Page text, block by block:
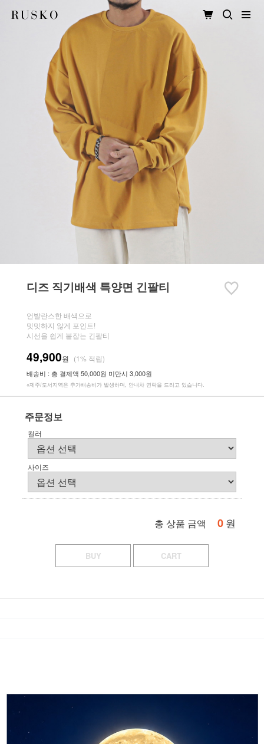
디즈 직기배색 특양면 긴팔티
언발란스한 배색으로
밋밋하지 않게 포인트!
시선을 쉽게 붙잡는 긴팔티
49,900원 (1% 적립)
배송비 : 총 결제액 50,000원 미만시 3,000원
※제주/도서지역은 추가배송비가 발생하며, 안내차 연락을 드리고 있습니다.
주문정보
컬러
사이즈
총 상품 금액 0 원
BUY CART